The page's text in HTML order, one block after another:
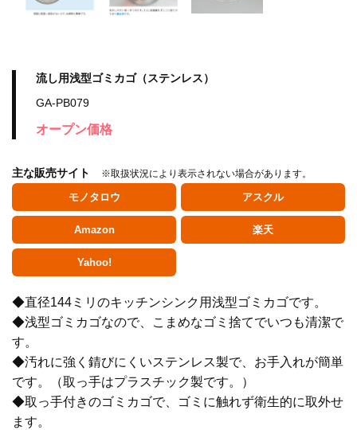
流し用浅型ゴミカゴ（ステンレス）
GA-PB079
オープン価格
主な販売サイト ※取扱状況により表示されない場合があります。
モノタロウ アスクル
Amazon 楽天
Yahoo!
◆直径144ミリのキッチンシンク用浅型ゴミカゴです。
◆浅型ゴミカゴなので、こまめなゴミ捨てでいつも清潔で
す。
◆汚れに強く錆びにくいステンレス製で、お手入れが簡単
です。（取っ手はプラスチック製です。）
◆取っ手付きのゴミカゴで、ゴミに触れず衛生的に取外せ
ます。
水栓金具
水栓部品